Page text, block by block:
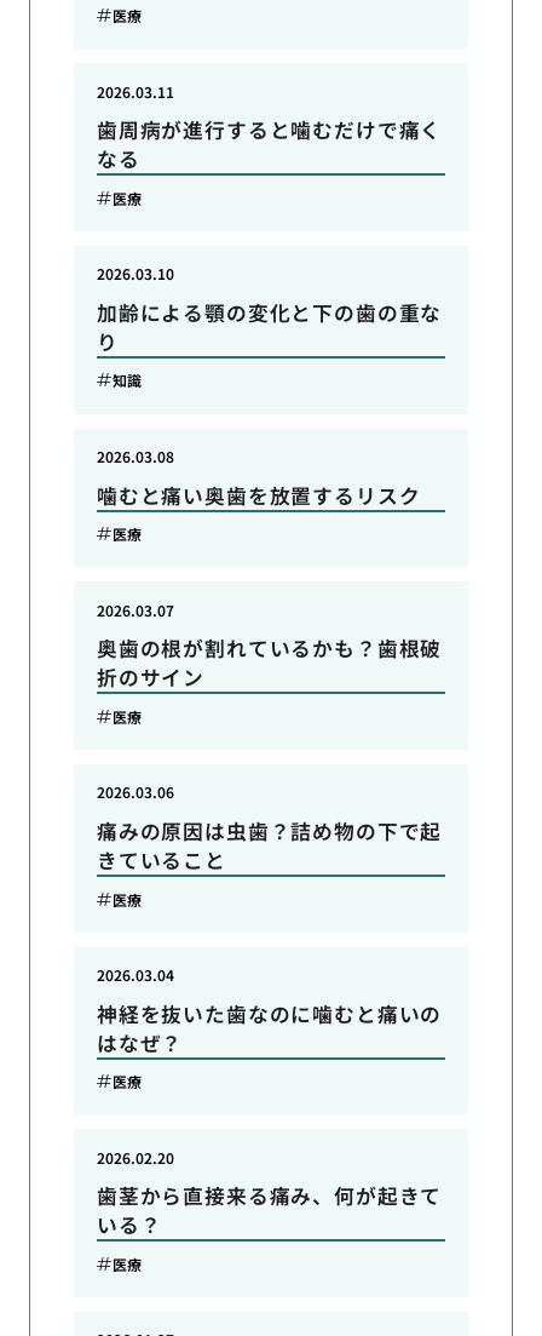
医療
歯周病が進行すると噛むだけで痛く
なる
2026.03.11
医療
加齢による顎の変化と下の歯の重な
り
2026.03.10
知識
噛むと痛い奥歯を放置するリスク
2026.03.08
医療
奥歯の根が割れているかも？歯根破
折のサイン
2026.03.07
医療
痛みの原因は虫歯？詰め物の下で起
きていること
2026.03.06
医療
神経を抜いた歯なのに噛むと痛いの
はなぜ？
2026.03.04
医療
歯茎から直接来る痛み、何が起きて
いる？
2026.02.20
医療